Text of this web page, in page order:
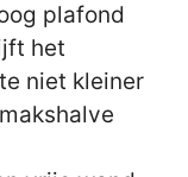
plafond
het
niet kleiner